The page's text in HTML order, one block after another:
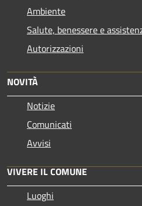
Ambiente
Salute, benessere e
Autorizzazioni
NOVITÀ
Notizie
Comunicati
Avvisi
VIVERE IL COMUNE
Luoghi